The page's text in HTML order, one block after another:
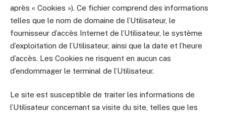
après « Cookies »). Ce fichier comprend des informations
telles que le nom de domaine de l’Utilisateur, le
fournisseur d’accès Internet de l’Utilisateur, le système
d’exploitation de l’Utilisateur, ainsi que la date et l’heure
d’accès. Les Cookies ne risquent en aucun cas
d’endommager le terminal de l’Utilisateur.
Le site est susceptible de traiter les informations de
l’Utilisateur concernant sa visite du site, telles que les